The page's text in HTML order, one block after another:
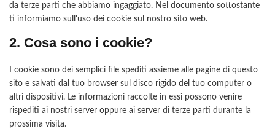
da terze parti che abbiamo ingaggiato. Nel documento sottostante
ti informiamo sull'uso dei cookie sul nostro sito web.
2. Cosa sono i cookie?
I cookie sono dei semplici file spediti assieme alle pagine di questo
sito e salvati dal tuo browser sul disco rigido del tuo computer o
altri dispositivi. Le informazioni raccolte in essi possono venire
rispediti ai nostri server oppure ai server di terze parti durante la
prossima visita.